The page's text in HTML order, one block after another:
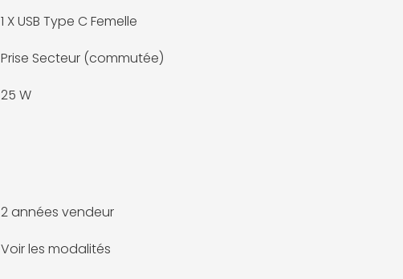
1 XUSB Type C Femelle
Prise Secteur (commutée)
25 W
2 années vendeur
Voir les modalités